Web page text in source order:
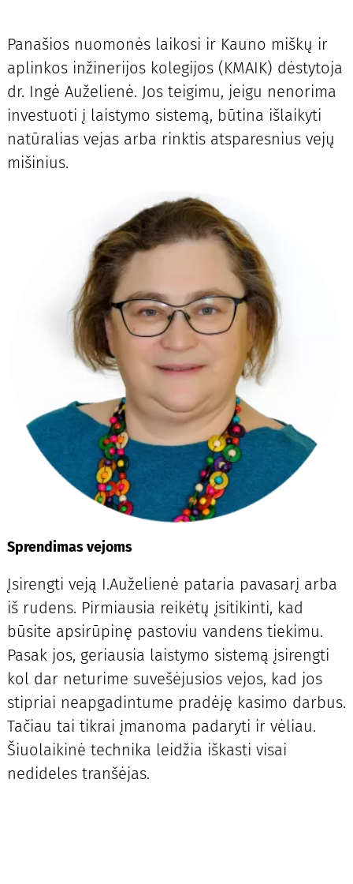
Panašios nuomonės laikosi ir Kauno miškų ir
aplinkos inžinerijos kolegijos (KMAIK) dėstytoja
dr. Ingė Auželienė. Jos teigimu, jeigu nenorima
investuoti į laistymo sistemą, būtina išlaikyti
natūralias vejas arba rinktis atsparesnius vejų
mišinius.
Sprendimas vejoms
Įsirengti veją I.Auželienė pataria pavasarį arba
iš rudens. Pirmiausia reikėtų įsitikinti, kad
būsite apsirūpinę pastoviu vandens tiekimu.
Pasak jos, geriausia laistymo sistemą įsirengti
kol dar neturime suvešėjusios vejos, kad jos
stipriai neapgadintume pradėję kasimo darbus.
Tačiau tai tikrai įmanoma padaryti ir vėliau.
Šiuolaikinė technika leidžia iškasti visai
nedideles tranšėjas.